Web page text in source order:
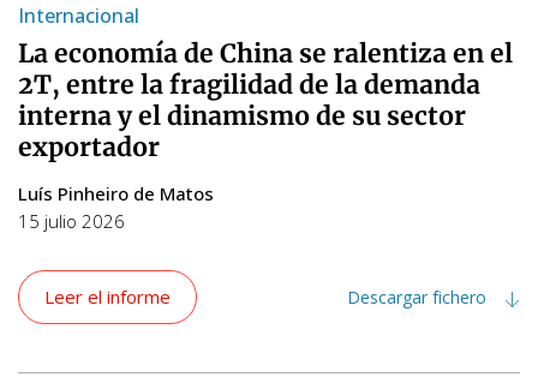
Internacional
La economía de China se ralentiza en el
2T, entre la fragilidad de la demanda
interna y el dinamismo de su sector
exportador
Luís Pinheiro de Matos
15 julio 2026
Leer el informe Descargar fichero